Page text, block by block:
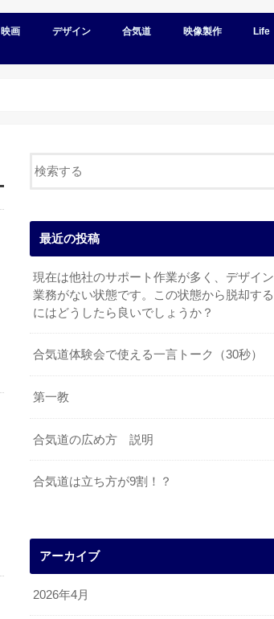
映画 デザイン 合気道 映像製作 Life
最近の投稿
現在は他社のサポート作業が多く、デザイン
業務がない状態です。この状態から脱却する
にはどうしたら良いでしょうか？
合気道体験会で使える一言トーク（30秒）
第一教
合気道の広め方 説明
合気道は立ち方が9割！？
アーカイブ
2026年4月